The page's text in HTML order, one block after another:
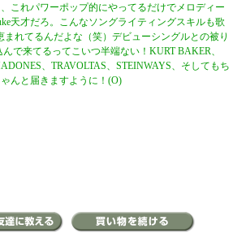
これパワーポップ的にやってるだけでメロディー
天才だろ。こんなソングライティングスキルも歌
れてるんだよな（笑）デビューシングルとの被り
で来てるってこいつ半端ない！KURT BAKER、
、TRAVOLTAS、STEINWAYS、そしてもち
んと届きますように！(O)